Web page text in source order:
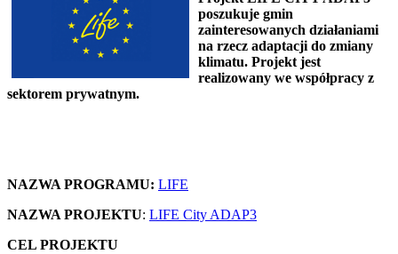
poszukuje gmin
zainteresowanych działaniami
na rzecz adaptacji do zmiany
klimatu. Projekt jest
realizowany we współpracy z
sektorem prywatnym.
NAZWA PROGRAMU: LIFE
NAZWA PROJEKTU: LIFE City ADAP3
CEL PROJEKTU